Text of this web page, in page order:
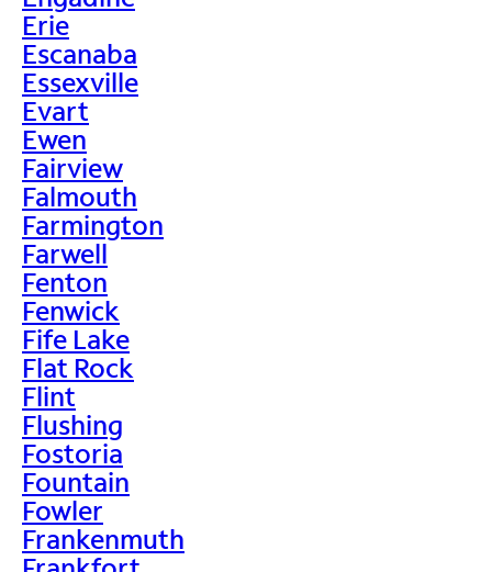
Erie
Escanaba
Essexville
Evart
Ewen
Fairview
Falmouth
Farmington
Farwell
Fenton
Fenwick
Fife Lake
Flat Rock
Flint
Flushing
Fostoria
Fountain
Fowler
Frankenmuth